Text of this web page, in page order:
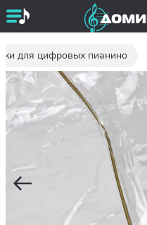
для цифровых пианино